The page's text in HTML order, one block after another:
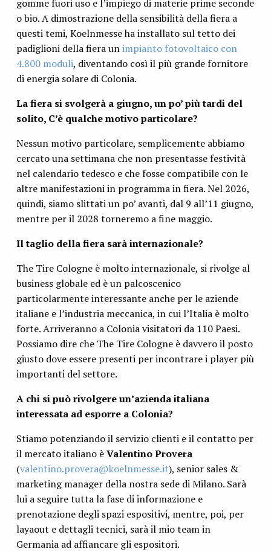
gomme fuori uso e l’impiego di materie prime seconde
o bio. A dimostrazione della sensibilità della fiera a
questi temi, Koelnmesse ha installato sul tetto dei
padiglioni della fiera unimpianto fotovoltaico con
4.800 moduli, diventando così il più grande fornitore
di energia solare di Colonia.
La fiera si svolgerà a giugno, un po’ più tardi del
solito, C’è qualche motivo particolare?
Nessun motivo particolare, semplicemente abbiamo
cercato una settimana che non presentasse festività
nel calendario tedesco e che fosse compatibile con le
altre manifestazioni in programma in fiera. Nel 2026,
quindi, siamo slittati un po’ avanti, dal 9 all’11 giugno,
mentre per il 2028 torneremo a fine maggio.
Il taglio della fiera sarà internazionale?
The Tire Cologne è molto internazionale, si rivolge al
business globale ed è un palcoscenico
particolarmente interessante anche per le aziende
italiane e l’industria meccanica, in cui l’Italia è molto
forte. Arriveranno a Colonia visitatori da 110 Paesi.
Possiamo dire che The Tire Cologne è davvero il posto
giusto dove essere presenti per incontrare i player più
importanti del settore.
A chi si può rivolgere un’azienda italiana
interessata ad esporre a Colonia?
Stiamo potenziando il servizio clienti e il contatto per
il mercato italiano èValentino Provera
(valentino.provera@koelnmesse.it), senior sales &
marketing manager della nostra sede di Milano. Sarà
lui a seguire tutta la fase di informazione e
prenotazione degli spazi espositivi, mentre, poi, per
layaout e dettagli tecnici, sarà il mio team in
Germania ad affiancare gli espositori.